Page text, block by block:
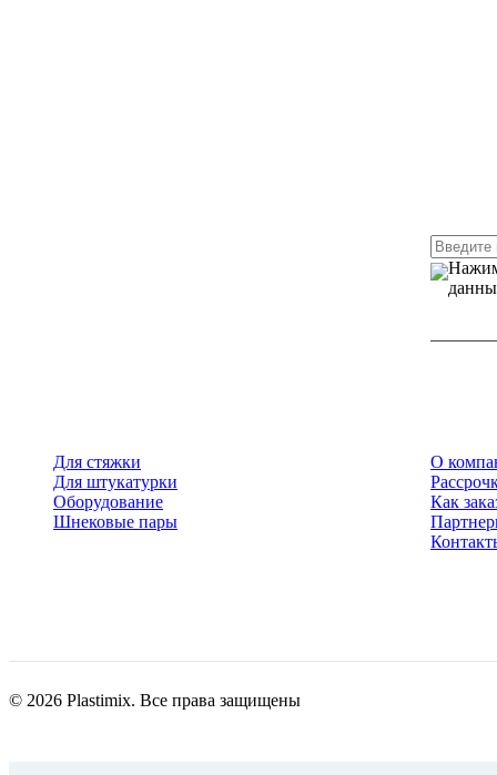
Для стяжки
Для штукатурки
Оборудование
Шнековые пары
О
Как
© 2026 Plastimix. Все права защищены